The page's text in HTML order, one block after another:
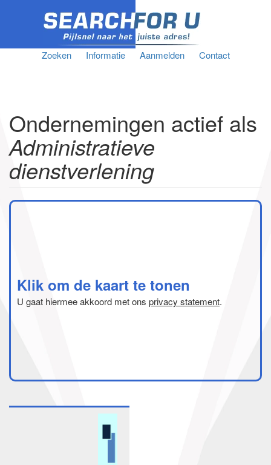
Zoeken Informatie Aanmelden Contact
Ondernemingen actief als
Administratieve
dienstverlening
Klik om de kaart te tonen
U gaat hiermee akkoord met ons privacy statement.